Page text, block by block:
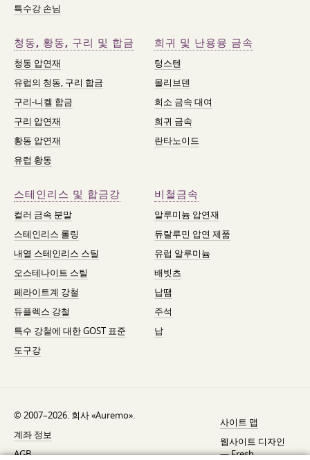
특수강 손님
청동, 황동, 구리 및 합금
청동 압연재
유럽의 청동, 구리 합금
구리-니켈 합금
구리 압연재
황동 압연재
유럽 황동
희귀 및 난용융 금속
텅스텐
몰리브덴
희소 금속 대여
희귀 금속
란타노이드
스테인리스 및 합금강
컬러 금속 분말
스테인리스 롤링
내열 스테인리스 스틸
오스테나이트 스틸
페라이트계 강철
듀플렉스 강철
특수 강철에 대한 GOST 표준
도구강
비철금속
알루미늄 압연재
듀랄루민 압연 제품
유럽 알루미늄
배빗츠
납땜
주석
납
© 2007–2026. 회사 «Auremo».
계좌 정보
AGB
사이트 맵
웹사이트 디자인
—Fresh